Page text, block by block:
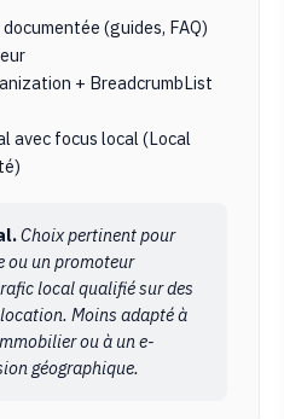
(guides, FAQ)
+ BreadcrumbList
avec focus local (Local
Choix pertinent pour
ou un promoteur
local qualifié sur des
Moins adapté à
ou à un e-
géographique.